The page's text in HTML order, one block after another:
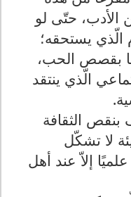
الأدب، حتّى لو
الّذي يستحقه؛
بقصص الحب،
الّذي ينتقد
الثقافة
لا تشكّل
علميًا إلاّ عند أهل